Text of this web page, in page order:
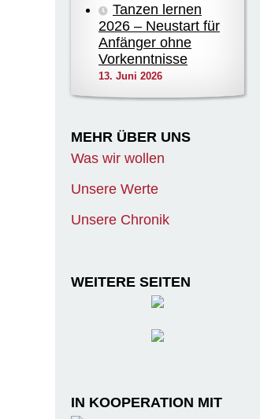
Tanzen lernen
2026 – Neustart für
Anfänger ohne
Vorkenntnisse
13. Juni 2026
MEHR ÜBER UNS
Was wir wollen
Unsere Werte
Unsere Chronik
WEITERE SEITEN
IN KOOPERATION MIT